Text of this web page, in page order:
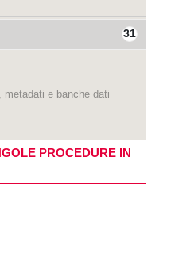
31
e banche dati
PROCEDURE IN